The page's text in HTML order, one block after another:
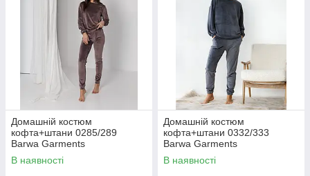
Домашній костюм
кофта+штани 0285/289
Barwa Garments
В наявності
Домашній костюм
кофта+штани 0332/333
Barwa Garments
В наявності